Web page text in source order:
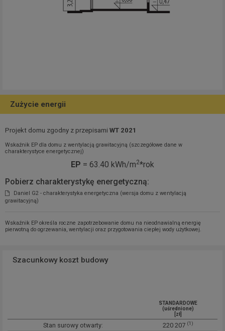
Zużycie energii
Projekt domu zgodny z przepisami WT 2021
Wskaźnik EP dla domu z wentylacją grawitacyjną (szczegółowe dane w
charakterystyce energetycznej)
EP = 63.40 kWh/m2*rok
Pobierz charakterystykę energetyczną:
Daniel G2 - charakterystyka energetyczna (wersja domu z wentylacją
grawitacyjną)
Wskaźnik EP określa roczne zapotrzebowanie domu na nieodnawialną energię
pierwotną do ogrzewania, wentylacji oraz przygotowania ciepłej wody użytkowej.
Szacunkowy koszt budowy
STANDARDOWE
(uśrednione)
[zł]
Stan surowy otwarty: 220 207 (1)